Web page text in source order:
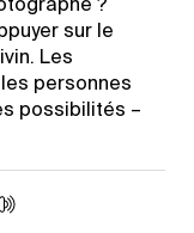
?
sur le
Les
personnes
possibilités –